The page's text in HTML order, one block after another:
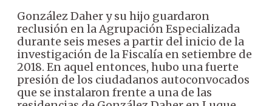
González Daher y su hijo guardaron
reclusión en la Agrupación Especializada
durante seis meses a partir del inicio de la
investigación de la Fiscalía en setiembre de
2018. En aquel entonces, hubo una fuerte
presión de los ciudadanos autoconvocados
que se instalaron frente a una de las